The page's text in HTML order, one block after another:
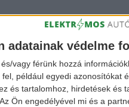
adatainak védelme
vagy férünk hozzá
például egyedi azonosítókat
és tartalomhoz, hirdetések és
Az Ön engedélyével mi és a